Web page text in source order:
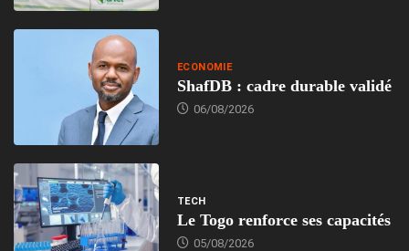
ECONOMIE
ShafDB : cadre durable validé
06/08/2026
TECH
Le Togo renforce ses capacités
05/08/2026